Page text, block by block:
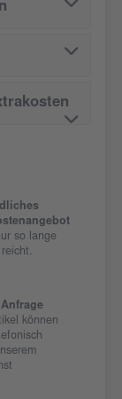
so lange
können